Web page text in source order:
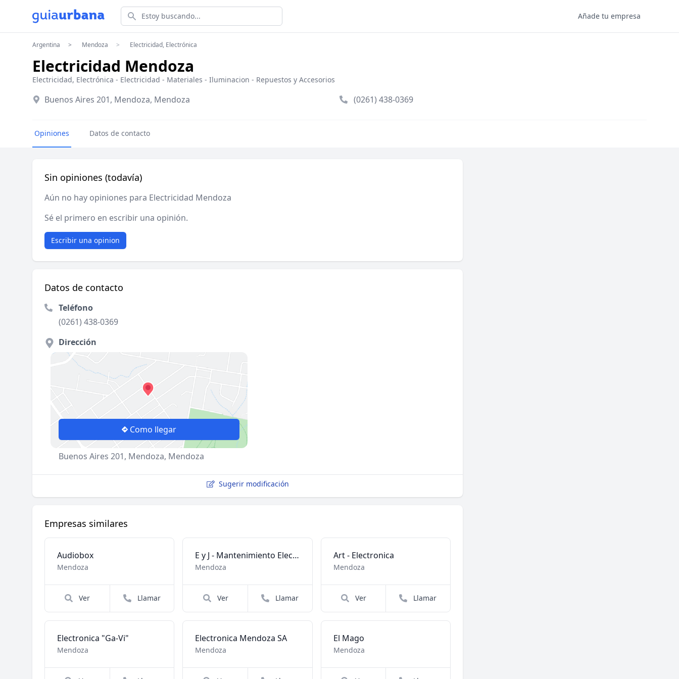
Estoy buscando... Añade tu empresa
Argentina Mendoza Electricidad, Electrónica
Electricidad Mendoza
Electricidad, Electrónica - Electricidad - Materiales - Iluminacion - Repuestos y Accesorios
Buenos Aires 201, Mendoza, Mendoza (0261) 438-0369
Opiniones Datos de contacto
Sin opiniones (todavía)
Aún no hay opiniones para Electricidad Mendoza
Sé el primero en escribir una opinión.
Escribir una opinion
Datos de contacto
Teléfono
(0261) 438-0369
Dirección
Como llegar
Buenos Aires 201, Mendoza, Mendoza
Sugerir modificación
Empresas similares
Audiobox
Mendoza
Ver Llamar
E y J - Mantenimiento Electrico e Industrial
Mendoza
Ver Llamar
Art - Electronica
Mendoza
Ver Llamar
Electronica "Ga-Vi"
Mendoza
Electronica Mendoza SA
Mendoza
El Mago
Mendoza